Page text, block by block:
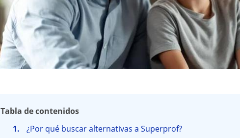
Tabla de contenidos
¿Por qué buscar alternativas a Superprof?